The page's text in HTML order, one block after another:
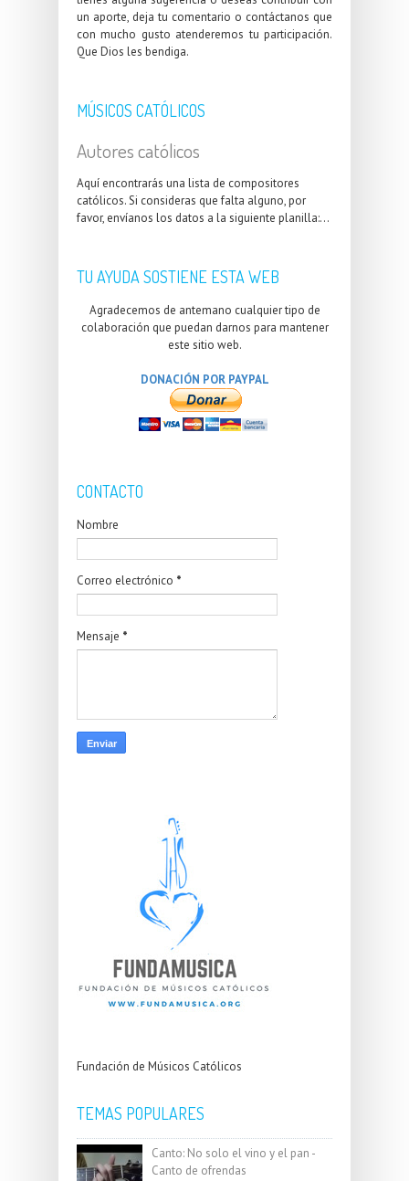
un aporte, deja tu comentario o contáctanos que
con mucho gusto atenderemos tu participación.
Que Dios les bendiga.
MÚSICOS CATÓLICOS
Autores católicos
Aquí encontrarás una lista de compositores
católicos. Si consideras que falta alguno, por
favor, envíanos los datos a la siguiente planilla:...
TU AYUDA SOSTIENE ESTA WEB
Agradecemos de antemano cualquier tipo de
colaboración que puedan darnos para mantener
este sitio web.
DONACIÓN POR PAYPAL
CONTACTO
Nombre
Correo electrónico *
Mensaje *
Fundación de Músicos Católicos
TEMAS POPULARES
Canto: No solo el vino y el pan -
Canto de ofrendas